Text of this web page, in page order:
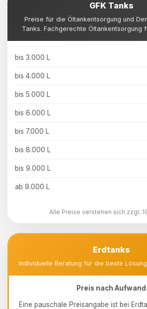
GFK Tanks
Preise für die Öltankentsorgung und
Tanks. Fachgerechte Öltankentsorgung
bis 3.000 L
bis 4.000 L
bis 5.000 L
bis 6.000 L
bis 7.000 L
bis 8.000 L
bis 9.000 L
ab 9.000 L
Alle Preise verstehen sich zzgl.
Erdtanks
Individuelle Beratung für die beste
Preis nach Aufwand
Eine pauschale Preisangabe ist bei